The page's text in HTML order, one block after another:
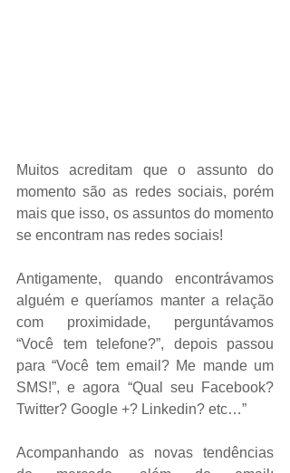
Muitos acreditam que o assunto do
momento são as redes sociais, porém
mais que isso, os assuntos do momento
se encontram nas redes sociais!
Antigamente, quando encontrávamos
alguém e queríamos manter a relação
com proximidade, perguntávamos
“Você tem telefone?”, depois passou
para “Você tem email? Me mande um
SMS!”, e agora “Qual seu Facebook?
Twitter? Google +? Linkedin? etc…”
Acompanhando as novas tendências